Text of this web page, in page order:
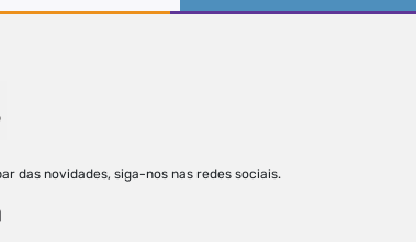
das novidades, siga-nos nas redes sociais.